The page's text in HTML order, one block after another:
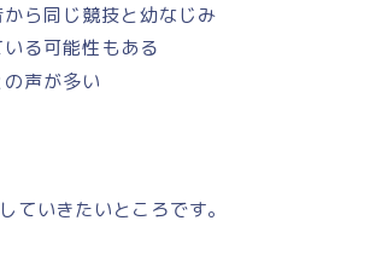
ら同じ競技と幼なじみ
る可能性もある
声が多い
ていきたいところです。